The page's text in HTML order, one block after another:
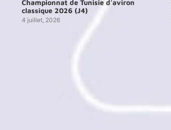
Championnat de Tunisie d’aviron
classique 2026 (J4)
4 juillet, 2026